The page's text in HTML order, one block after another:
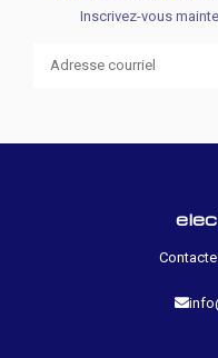
Inscrivez-vous